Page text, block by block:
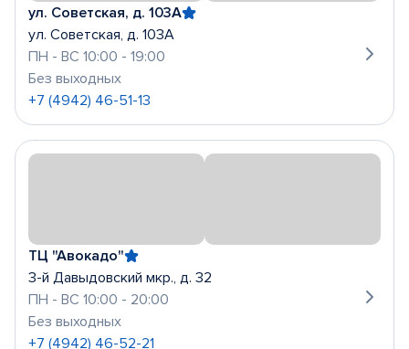
ул. Советская, д. 103А
ул. Советская, д. 103А
ПН - ВС 10:00 - 19:00
Без выходных
+7 (4942) 46-51-13
ТЦ "Авокадо"
3-й Давыдовский мкр., д. 32
ПН - ВС 10:00 - 20:00
Без выходных
+7 (4942) 46-52-21